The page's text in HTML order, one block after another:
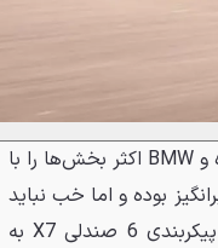
از نظر طراحی کابین، X7 حاضر در این تست که از نسخه پیش‌تولیدی بوده و BMW اکثر بخش‌ها را با
بوده و اما خب نباید
در این بخش انتظار فضای زیاد برای افراد بالغ قدبلند را داشته باشید. پیکربندی 6 صندلی X7 به